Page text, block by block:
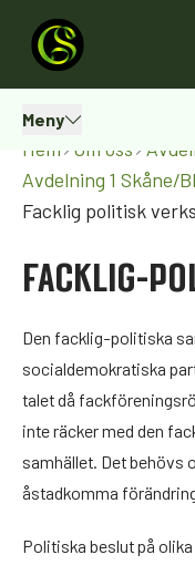
Meny
Hem Om oss
Avdelning 1 Skåne/
Facklig politisk
FACKLIG-
Den facklig-politiska
socialdemokratiska
talet då
inte räcker med den
samhället. Det behövs
åstadkomma
Politiska beslut på